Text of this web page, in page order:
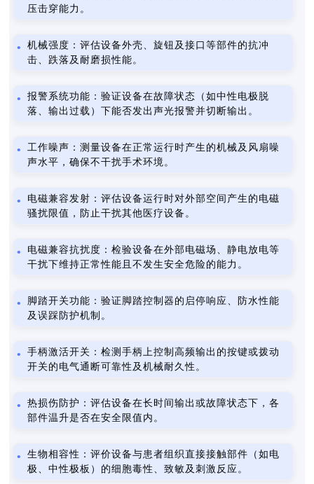
压击穿能力。
机械强度：评估设备外壳、旋钮及接口等部件的抗冲
击、跌落及耐磨损性能。
报警系统功能：验证设备在故障状态（如中性电极脱
落、输出过载）下能否发出声光报警并切断输出。
工作噪声：测量设备在正常运行时产生的机械及风扇噪
声水平，确保不干扰手术环境。
电磁兼容发射：评估设备运行时对外部空间产生的电磁
骚扰限值，防止干扰其他医疗设备。
电磁兼容抗扰度：检验设备在外部电磁场、静电放电等
干扰下维持正常性能且不发生安全危险的能力。
脚踏开关功能：验证脚踏控制器的启停响应、防水性能
及误踩防护机制。
手柄激活开关：检测手柄上控制高频输出的按键或拨动
开关的电气通断可靠性及机械耐久性。
热损伤防护：评估设备在长时间输出或故障状态下，各
部件温升是否在安全限值内。
生物相容性：评价设备与患者组织直接接触部件（如电
极、中性极板）的细胞毒性、致敏及刺激反应。